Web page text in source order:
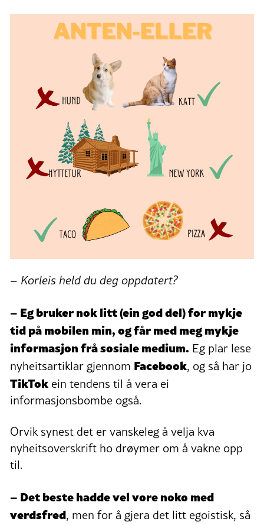
– Korleis held du deg oppdatert?
– Eg bruker nok litt (ein god del) for mykje
tid på mobilen min, og får med meg mykje
informasjon frå sosiale medium. Eg plar lese
nyheitsartiklar gjennom Facebook, og så har jo
TikTok ein tendens til å vera ei
informasjonsbombe også.
Orvik synest det er vanskeleg å velja kva
nyheitsoverskrift ho drøymer om å vakne opp
til.
– Det beste hadde vel vore noko med
verdsfred, men for å gjera det litt egoistisk, så